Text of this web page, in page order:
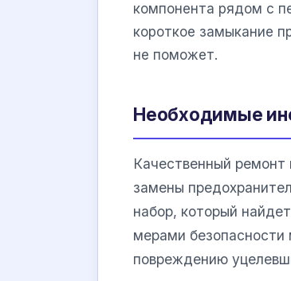
компонента рядом с
короткое замыкание
не поможет.
Необходимые
Качественный ремонт
замены
набор, который
мерами
повреждению